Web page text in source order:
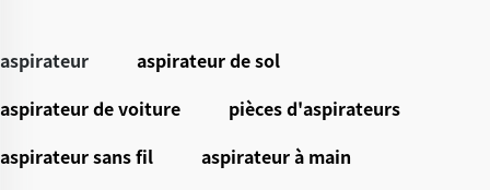
aspirateur
aspirateur de sol
aspirateur de voiture
pièces d'aspirateurs
aspirateur sans fil
aspirateur à main